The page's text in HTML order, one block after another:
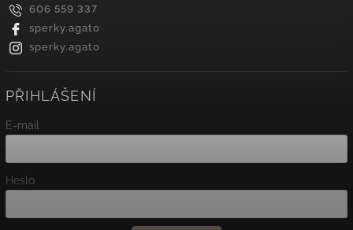
606 559 337
sperky.agato
sperky.agato
PŘIHLÁŠENÍ
E-mail
Heslo